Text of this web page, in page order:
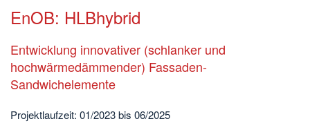
EnOB: HLBhybrid
Entwicklung innovativer (schlanker und
hochwärmedämmender) Fassaden-
Sandwichelemente
Projektlaufzeit: 01/2023 bis 06/2025